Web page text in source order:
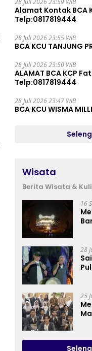
28 Juli 2026 23:59 WIB
Alamat Kontak BCA
Telp:0817819444
28 Juli 2026 23:55 WIB
BCA KCU TANJUNG
28 Juli 2026 23:50 WIB
ALAMAT BCA KCP
Telp:0817819444
28 Juli 2026 23:47 WIB
BCA KCU WISMA
Wisata
Berita Wisata &
16
28
25